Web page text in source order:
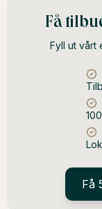
Få
Fyll ut vårt
Få